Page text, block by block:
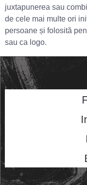
juxtapunerea sau
de cele mai multe ori
persoane și folosită
sau ca logo.